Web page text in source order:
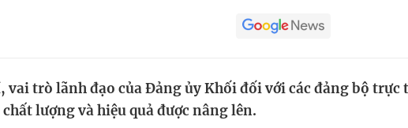
Học trực tuyến
Tư
trò lãnh đạo của Đảng ủy Khối đối với các đảng bộ trực
lượng và hiệu quả được nâng lên.